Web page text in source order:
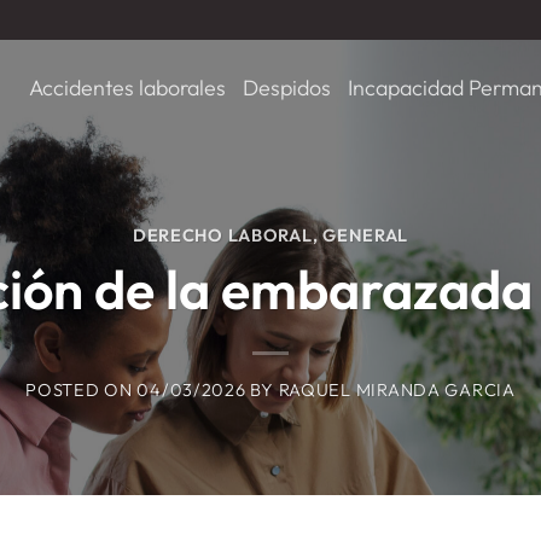
Accidentes laborales Despidos Incapacidad
DERECHO LABORAL,GENERAL
de la
POSTED ON04/03/2026 BYRAQUEL MIRANDA GARCIA